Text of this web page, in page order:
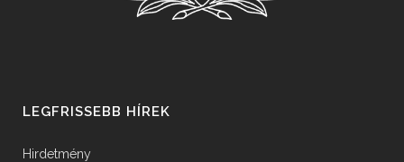
LEGFRISSEBB HÍREK
Hirdetmény